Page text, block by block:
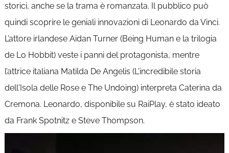
storici, anche se la trama è romanzata. Il pubblico può
quindi scoprire le geniali innovazioni di Leonardo da Vinci.
L’attore irlandese Aidan Turner (Being Human e la trilogia
de Lo Hobbit) veste i panni del protagonista, mentre
l’attrice italiana Matilda De Angelis (L'incredibile storia
dell'Isola delle Rose e The Undoing) interpreta Caterina da
Cremona. Leonardo, disponibile su RaiPlay, è stato ideato
da Frank Spotnitz e Steve Thompson.